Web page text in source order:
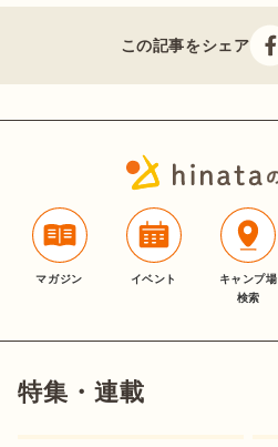
この記事をシェア
マガジン イベント
キャンプ場
検索
特集・連載